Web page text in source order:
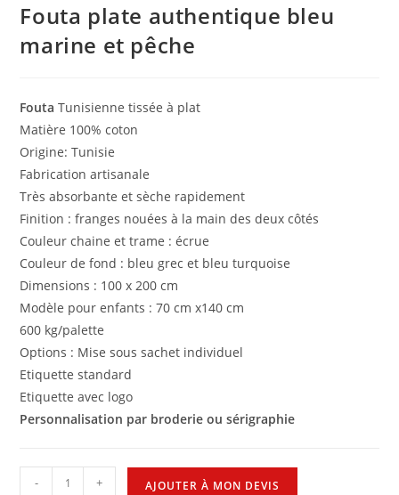
Fouta plate authentique bleu
marine et pêche
Fouta Tunisienne tissée à plat
Matière 100% coton
Origine: Tunisie
Fabrication artisanale
Très absorbante et sèche rapidement
Finition : franges nouées à la main des deux côtés
Couleur chaine et trame : écrue
Couleur de fond : bleu grec et bleu turquoise
Dimensions : 100 x 200 cm
Modèle pour enfants : 70 cm x140 cm
600 kg/palette
Options : Mise sous sachet individuel
Etiquette standard
Etiquette avec logo
Personnalisation par broderie ou sérigraphie
- + AJOUTER À MON DEVIS